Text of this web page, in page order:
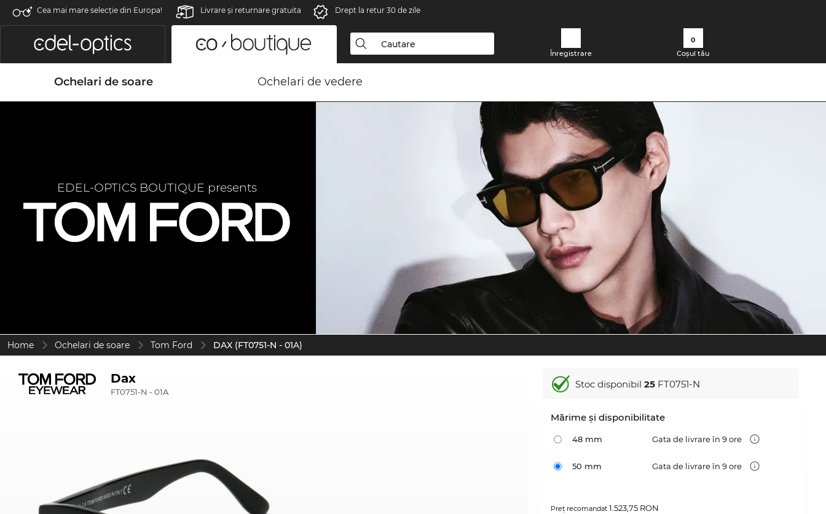
Cea mai mare selecție din Europa! Livrare şi returnare gratuita Drept la retur 30 de zile
Înregistrare
0
Coșul tău
Ochelari de soare Ochelari de vedere
EDEL-OPTICS BOUTIQUE presents
Home Ochelari de soare Tom Ford DAX (FT0751-N - 01A)
Dax
FT0751-N - 01A
Stoc disponibil25 FT0751-N
Mărime şi disponibilitate
48 mm Gata de livrare în 9 ore
50 mm Gata de livrare în 9 ore
Preţ recomandat1.523,75 RON